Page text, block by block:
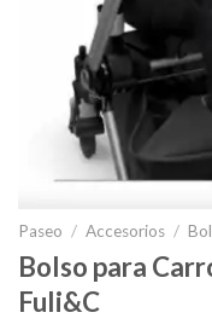
Paseo / Accesorios /
Bolso para
Fuli&C